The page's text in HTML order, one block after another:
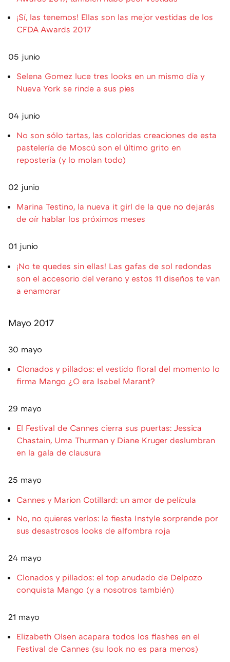
¡Sí, las tenemos! Ellas son las mejor vestidas de los
CFDA Awards 2017
05 junio
Selena Gomez luce tres looks en un mismo día y
Nueva York se rinde a sus pies
04 junio
No son sólo tartas, las coloridas creaciones de esta
pastelería de Moscú son el último grito en
repostería (y lo molan todo)
02 junio
Marina Testino, la nueva it girl de la que no dejarás
de oír hablar los próximos meses
01 junio
¡No te quedes sin ellas! Las gafas de sol redondas
son el accesorio del verano y estos 11 diseños te van
a enamorar
Mayo 2017
30 mayo
Clonados y pillados: el vestido floral del momento lo
firma Mango ¿O era Isabel Marant?
29 mayo
El Festival de Cannes cierra sus puertas: Jessica
Chastain, Uma Thurman y Diane Kruger deslumbran
en la gala de clausura
25 mayo
Cannes y Marion Cotillard: un amor de película
No, no quieres verlos: la fiesta Instyle sorprende por
sus desastrosos looks de alfombra roja
24 mayo
Clonados y pillados: el top anudado de Delpozo
conquista Mango (y a nosotros también)
21 mayo
Elizabeth Olsen acapara todos los flashes en el
Festival de Cannes (su look no es para menos)